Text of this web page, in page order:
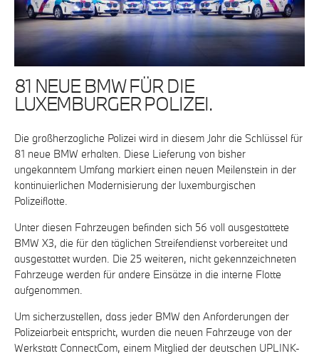
81 NEUE BMW FÜR DIE
LUXEMBURGER POLIZEI.
Die großherzogliche Polizei wird in diesem Jahr die Schlüssel für
81 neue BMW erhalten. Diese Lieferung von bisher
ungekanntem Umfang markiert einen neuen Meilenstein in der
kontinuierlichen Modernisierung der luxemburgischen
Polizeiflotte.
Unter diesen Fahrzeugen befinden sich 56 voll ausgestattete
BMW X3, die für den täglichen Streifendienst vorbereitet und
ausgestattet wurden. Die 25 weiteren, nicht gekennzeichneten
Fahrzeuge werden für andere Einsätze in die interne Flotte
aufgenommen.
Um sicherzustellen, dass jeder BMW den Anforderungen der
Polizeiarbeit entspricht, wurden die neuen Fahrzeuge von der
Werkstatt ConnectCom, einem Mitglied der deutschen UPLINK-